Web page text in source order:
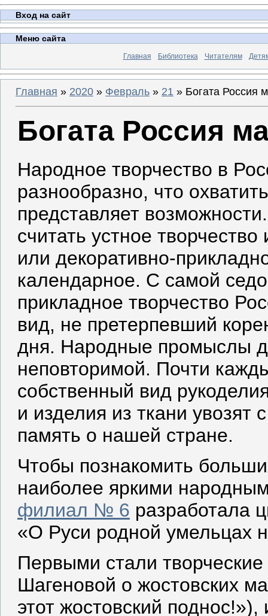
Вход на сайт
Меню сайта
Главная Библиотека Читателям
Главная » 2020 » Февраль » 21 » Богата Россия
Богата Россия
Народное творчество в
разнообразно, что
представляет
считать устное
или декоративно-
календарное. С самой
прикладное творчество
вид, не претерпевший
дня. Народные промыслы
неповторимой. Почти
собственный вид
и изделия из ткани увозят
память о нашей стране.
Чтобы познакомить
наиболее яркими
филиал № 6 разработала
«О Руси родной умельцах
Первыми стали
Шагеновой о жостовских
этот жостовский